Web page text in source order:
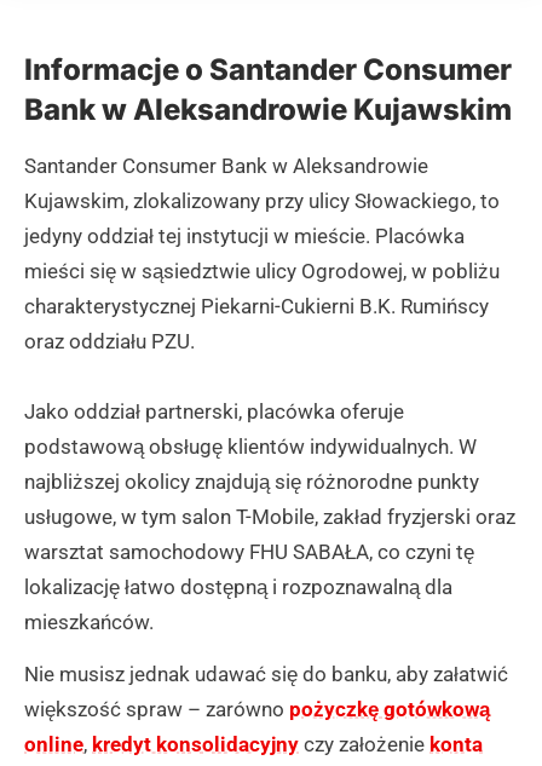
Informacje o Santander Consumer
Bank w Aleksandrowie Kujawskim
Santander Consumer Bank w Aleksandrowie
Kujawskim, zlokalizowany przy ulicy Słowackiego, to
jedyny oddział tej instytucji w mieście. Placówka
mieści się w sąsiedztwie ulicy Ogrodowej, w pobliżu
charakterystycznej Piekarni-Cukierni B.K. Rumińscy
oraz oddziału PZU.
Jako oddział partnerski, placówka oferuje
podstawową obsługę klientów indywidualnych. W
najbliższej okolicy znajdują się różnorodne punkty
usługowe, w tym salon T-Mobile, zakład fryzjerski oraz
warsztat samochodowy FHU SABAŁA, co czyni tę
lokalizację łatwo dostępną i rozpoznawalną dla
mieszkańców.
Nie musisz jednak udawać się do banku, aby załatwić
większość spraw – zarówno pożyczkę gotówkową
online, kredyt konsolidacyjny czy założenie konta